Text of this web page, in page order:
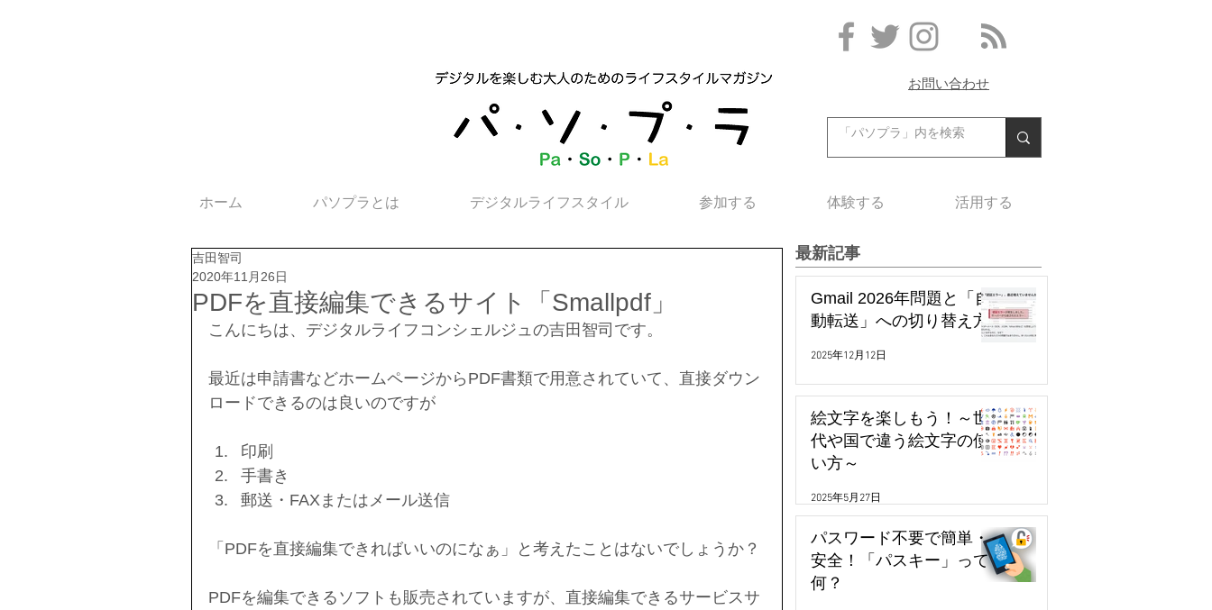
お問い合わせ
ホーム パソプラとは デジタルライフスタイル 参加する 体験する 活用する
PDFを直接編集できるサイト「Smallpdf」
吉田智司
2020年11月26日
こんにちは、デジタルライフコンシェルジュの吉田智司です。
最近は申請書などホームページからPDF書類で用意されていて、直接ダウン
ロードできるのは良いのですが
印刷
手書き
郵送・FAXまたはメール送信
「PDFを直接編集できればいいのになぁ」と考えたことはないでしょうか？
PDFを編集できるソフトも販売されていますが、直接編集できるサービスサ
最新記事
Gmail 2026年問題と「自
動転送」への切り替え方
2025年12月12日
絵文字を楽しもう！～世
代や国で違う絵文字の使
い方～
2025年5月27日
パスワード不要で簡単・
安全！「パスキー」って
何？